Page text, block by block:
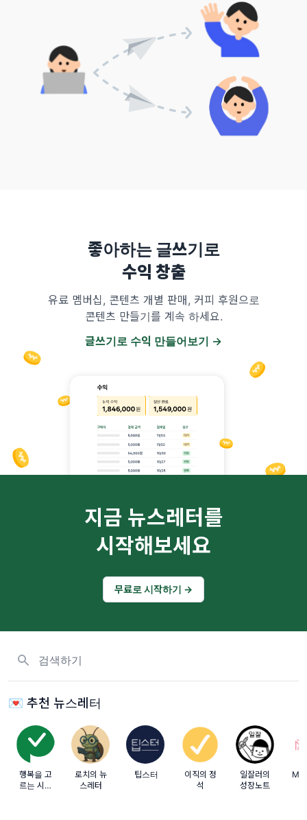
좋아하는 글쓰기로
수익 창출
유료 멤버십, 콘텐츠 개별 판매, 커피 후원으로
콘텐츠 만들기를 계속 하세요.
글쓰기로 수익 만들어보기 →
지금 뉴스레터를
시작해보세요
무료로 시작하기 →
뉴스레터, 태그 검색하기
💌 추천 뉴스레터
행복을 고
르는 시간
로치의 뉴
스레터
팁스터
이직의 정
석
일잘러의
성장노트